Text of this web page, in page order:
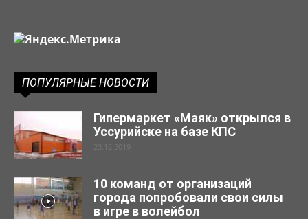
ПОПУЛЯРНЫЕ НОВОСТИ
Гипермаркет «Маяк» открылся в
Уссурийске на базе КПС
23.12.2019
10 команд от организаций
города попробовали свои силы
в игре в волейбол